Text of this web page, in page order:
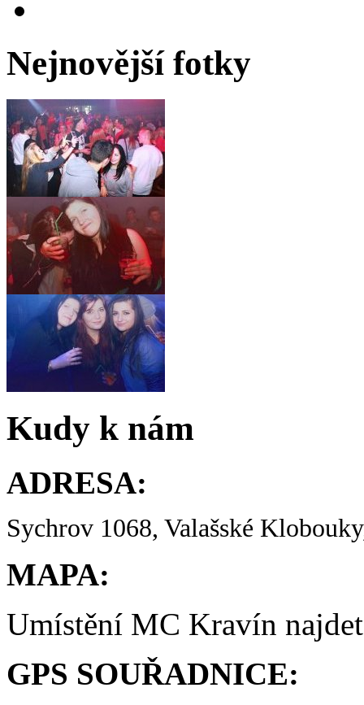
Nejnovější fotky
Kudy k nám
ADRESA:
Sychrov 1068, Valašské
MAPA:
Umístění MC Kravín
GPS SOUŘADNICE: